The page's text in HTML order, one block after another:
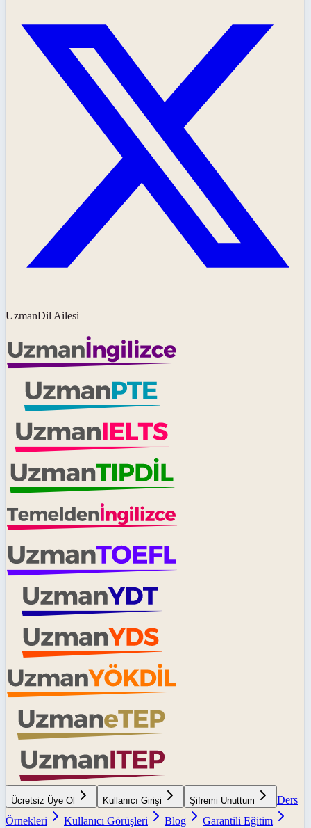
UzmanDil Ailesi
Ücretsiz Üye Ol Kullanıcı Girişi Şifremi Unuttum
Ders
Örnekleri
Kullanıcı Görüşleri Blog
Garantili Eğitim